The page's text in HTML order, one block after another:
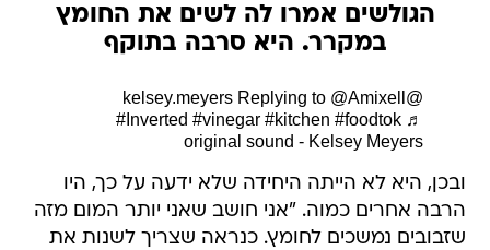
הגולשים אמרו לה לשים את החומץ
במקרר. היא סרבה בתוקף
@kelsey.meyers
Replying to @Amixell
#Inverted #vinegar #kitchen #foodtok ♬
original sound - Kelsey Meyers
ובכן, היא לא הייתה היחידה שלא ידעה על כך, היו
הרבה אחרים כמוה. "אני חושב שאני יותר המום מזה
שזבובים נמשכים לחומץ. כנראה שצריך לשנות את